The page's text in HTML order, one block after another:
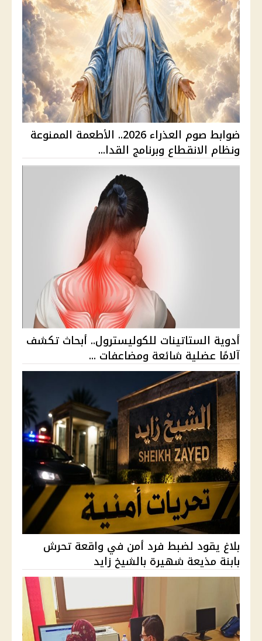
ضوابط صوم العذراء 2026.. الأطعمة الممنوعة
ونظام الانقطاع وبرنامج القدا...
أدوية الستاتينات للكوليسترول.. أبحاث تكشف
آلامًا عضلية شائعة ومضاعفات ...
بلاغ يقود لضبط فرد أمن في واقعة تحرش
بابنة مذيعة شهيرة بالشيخ زايد